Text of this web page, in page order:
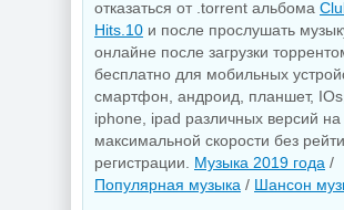
отказаться от .torrent альбома
Hits.10 и после прослушать
онлайне после загрузки
бесплатно для мобильных
смартфон, андроид, планшет,
iphone, ipad различных версий на
максимальной скорости без
регистрации. Музыка 2019 года /
Популярная музыка / Шансон